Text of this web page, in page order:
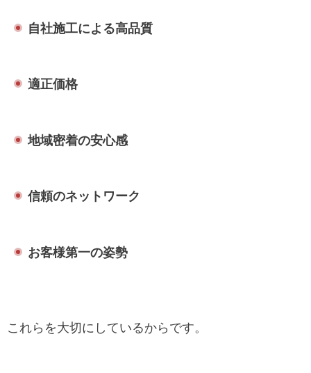
自社施工による高品質
適正価格
地域密着の安心感
信頼のネットワーク
お客様第一の姿勢
これらを大切にしているからです。